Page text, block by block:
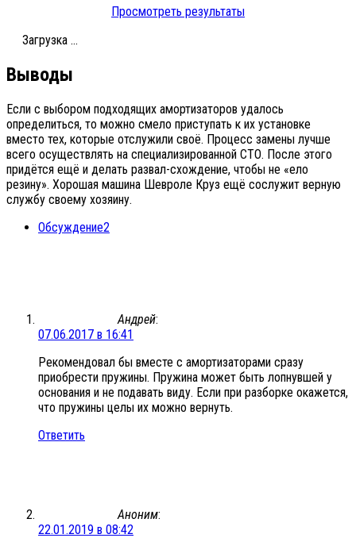
Просмотреть результаты
Загрузка ...
Выводы
Если с выбором подходящих амортизаторов удалось
определиться, то можно смело приступать к их установке
вместо тех, которые отслужили своё. Процесс замены лучше
всего осуществлять на специализированной СТО. После этого
придётся ещё и делать развал-схождение, чтобы не «ело
резину». Хорошая машина Шевроле Круз ещё сослужит верную
службу своему хозяину.
Обсуждение2
Андрей:
07.06.2017 в 16:41
Рекомендовал бы вместе с амортизаторами сразу
приобрести пружины. Пружина может быть лопнувшей у
основания и не подавать виду. Если при разборке окажется,
что пружины целы их можно вернуть.
Ответить
Аноним:
22.01.2019 в 08:42